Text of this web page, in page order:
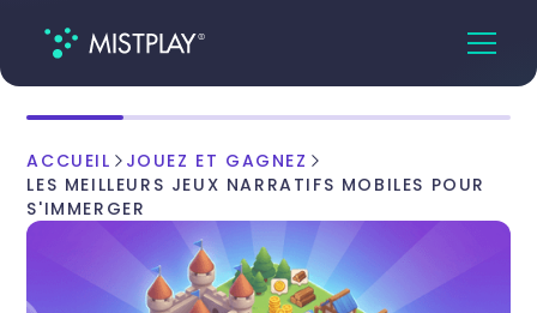
ACCUEIL
JOUEZ ET GAGNEZ
LES MEILLEURS JEUX NARRATIFS MOBILES POUR
S'IMMERGER